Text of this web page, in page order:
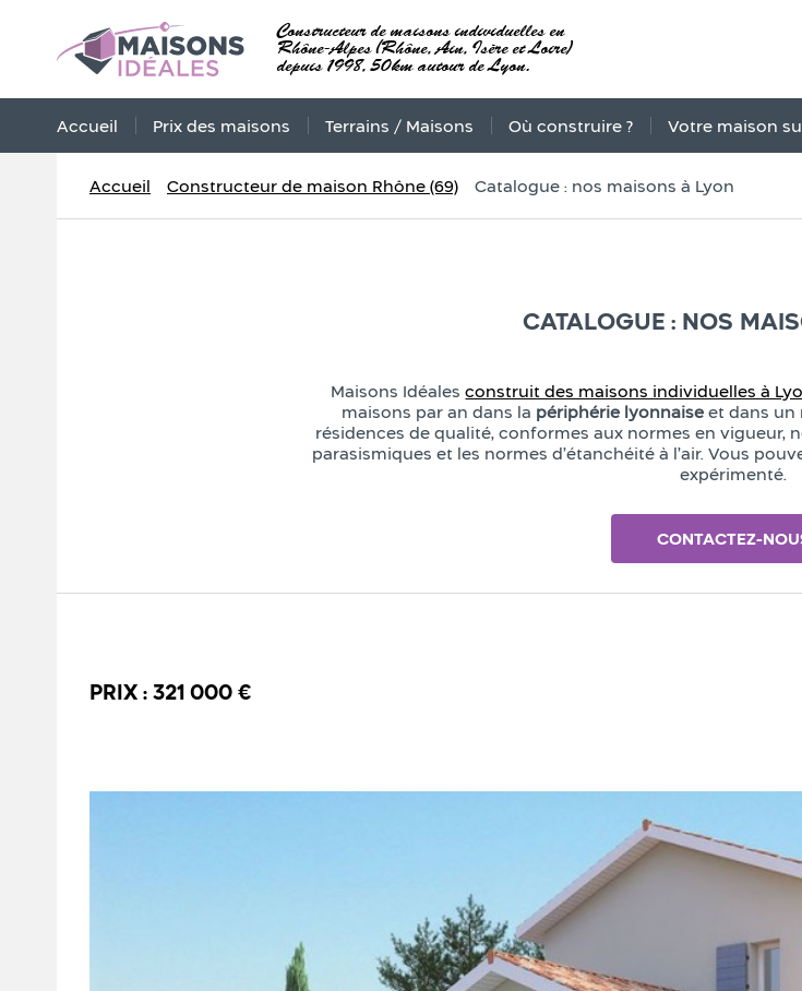
Constructeur de maisons individuelles en
Rhône-Alpes (Rhône, Ain, Isère et Loire)
depuis 1998, 50km autour de Lyon.
Accueil Prix des maisons Terrains / Maisons Où construire ? Votre maison
Accueil Constructeur de maison Rhône (69) Catalogue : nos maisons à Lyon
CATALOGUE : NOS
Maisons Idéalesconstruit des maisons individuelles à
maisons par an dans la périphérie lyonnaiseet dans un
résidences de qualité, conformes aux normes en vigueur,
parasismiques et les normes d’étanchéité à l’air. Vous
expérimenté.
CONTACTEZ-
PRIX : 321 000 €